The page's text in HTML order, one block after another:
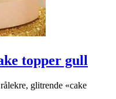
topper gull
glitrende «cake